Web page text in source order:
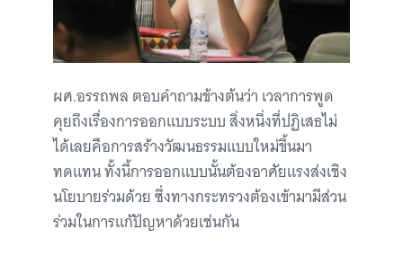
ผศ.อรรถพล ตอบคำถามข้างต้นว่า เวลาการพูด
คุยถึงเรื่องการออกแบบระบบ สิ่งหนึ่งที่ปฏิเสธไม่
ได้เลยคือการสร้างวัฒนธรรมแบบใหม่ขึ้นมา
ทดแทน ทั้งนี้การออกแบบนั้นต้องอาศัยแรงส่งเชิง
นโยบายร่วมด้วย ซึ่งทางกระทรวงต้องเข้ามามีส่วน
ร่วมในการแก้ปัญหาด้วยเช่นกัน